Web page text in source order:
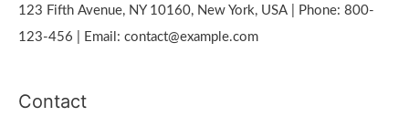
123 Fifth Avenue, NY 10160, New York, USA | Phone: 800-
123-456 | Email: contact@example.com
Contact